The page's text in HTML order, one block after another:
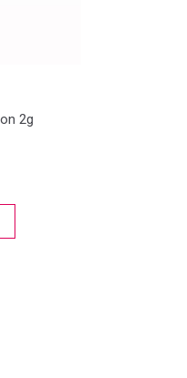
2g